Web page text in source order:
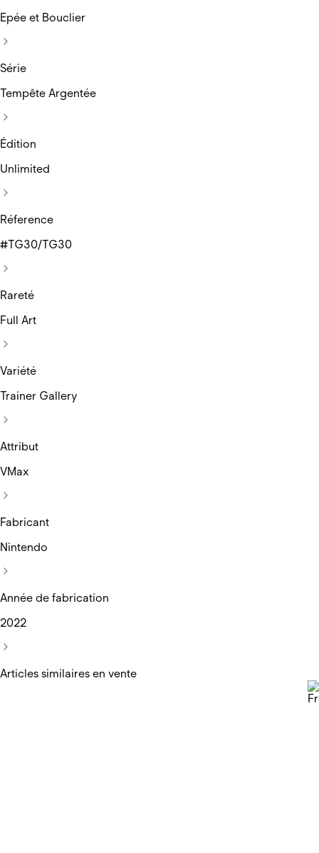
Epée et Bouclier
Série
Tempête Argentée
Édition
Unlimited
Réference
#TG30/TG30
Rareté
Full Art
Variété
Trainer Gallery
Attribut
VMax
Fabricant
Nintendo
Année de fabrication
2022
Articles similaires en vente